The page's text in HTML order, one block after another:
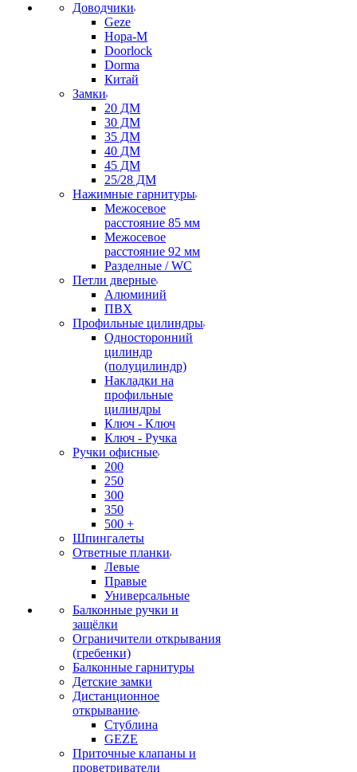
Доводчики
Geze
Нора-М
Doorlock
Dorma
Китай
Замки
20 ДМ
30 ДМ
35 ДМ
40 ДМ
45 ДМ
25/28 ДМ
Нажимные гарнитуры
Межосевое
расстояние 85 мм
Межосевое
расстояние 92 мм
Разделные / WC
Петли дверные
Алюминий
ПВХ
Профильные цилиндры
Односторонний
цилиндр
(полуцилиндр)
Накладки на
профильные
цилиндры
Ключ - Ключ
Ключ - Ручка
Ручки офисные
200
250
300
350
500 +
Шпингалеты
Ответные планки
Левые
Правые
Универсальные
Балконные ручки и
защёлки
Ограничители открывания
(гребенки)
Балконные гарнитуры
Детские замки
Дистанционное
открывание
Стублина
GEZE
Приточные клапаны и
проветриватели